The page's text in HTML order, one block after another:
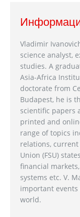
Vladimir
science analyst,
studies. A
Asia-Africa
doctorate from
Budapest, he is
scientific papers
printed and
range of topics
relations,
Union (FSU)
financial
systems etc. V.
important
world.